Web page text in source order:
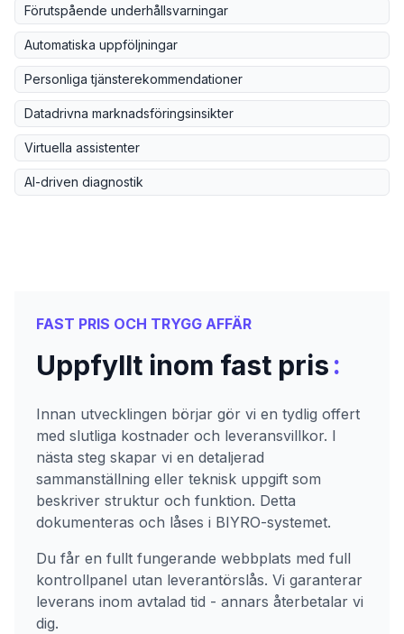
Förutspående underhållsvarningar
Automatiska uppföljningar
Personliga tjänsterekommendationer
Datadrivna marknadsföringsinsikter
Virtuella assistenter
AI-driven diagnostik
FAST PRIS OCH TRYGG AFFÄR
Uppfyllt inom fast pris:
Innan utvecklingen börjar gör vi en tydlig offert
med slutliga kostnader och leveransvillkor. I
nästa steg skapar vi en detaljerad
sammanställning eller teknisk uppgift som
beskriver struktur och funktion. Detta
dokumenteras och låses i BIYRO-systemet.
Du får en fullt fungerande webbplats med full
kontrollpanel utan leverantörslås. Vi garanterar
leverans inom avtalad tid - annars återbetalar vi
dig.